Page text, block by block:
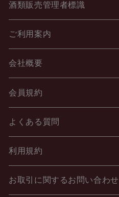
酒類販売管理者標識
ご利用案内
会社概要
会員規約
よくある質問
利用規約
お取引に関するお問い合わせ